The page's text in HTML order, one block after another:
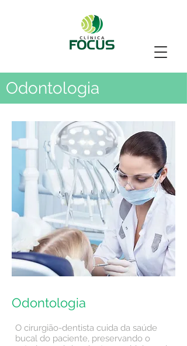
Odontologia
Odontologia
O cirurgião-dentista cuida da saúde
bucal do paciente, preservando o